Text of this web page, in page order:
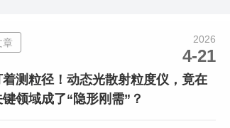
，尤其对于在液体中会发生化学反应、形状变化
如中草药、磁性材料以及分布比较宽且颗粒较大
业更具适...
章 2026
4-21
着测粒径！动态光散射粒度仪，竟在
领域成了“隐形刚需”？